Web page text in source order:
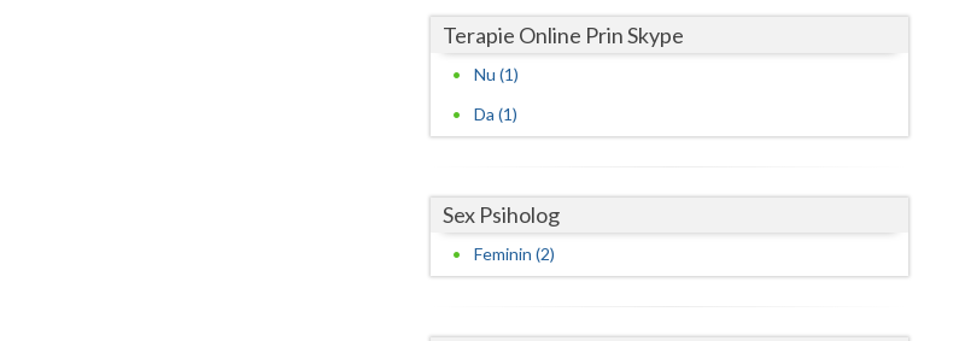
Vaslui
Vrancea
Terapie Online Prin Skype
Nu (1)
Da (1)
Sex Psiholog
Feminin (2)